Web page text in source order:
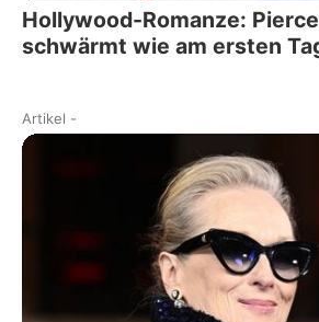
Hollywood-Romanze:
schwärmt wie am ersten
Artikel -